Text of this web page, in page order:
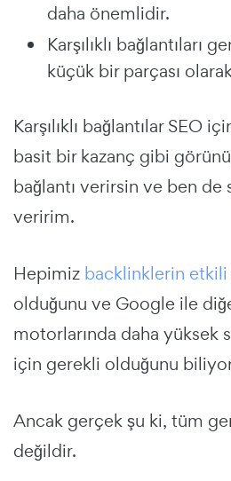
daha önemlidir.
Karşılıklı bağlantıları
küçük bir parçası
Karşılıklı bağlantılar SEO
basit bir kazanç gibi
bağlantı verirsin ve ben de
veririm.
Hepimiz backlinklerin
olduğunu ve Google ile
motorlarında daha yüksek
için gerekli olduğunu
Ancak gerçek şu ki, tüm
değildir.